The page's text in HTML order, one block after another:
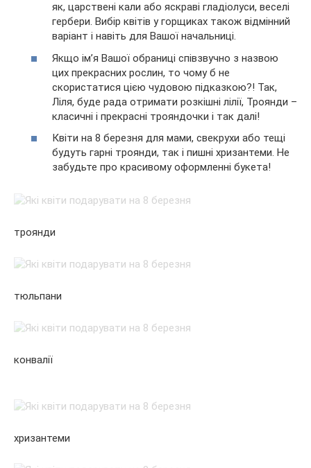
як, царствені кали або яскраві гладіолуси, веселі
гербери. Вибір квітів у горщиках також відмінний
варіант і навіть для Вашої начальниці.
Якщо ім’я Вашої обраниці співзвучно з назвою
цих прекрасних рослин, то чому б не
скористатися цією чудовою підказкою?! Так,
Ліля, буде рада отримати розкішні лілії, Троянди –
класичні і прекрасні трояндочки і так далі!
Квіти на 8 березня для мами, свекрухи або тещі
будуть гарні троянди, так і пишні хризантеми. Не
забудьте про красивому оформленні букета!
троянди
тюльпани
конвалії
хризантеми